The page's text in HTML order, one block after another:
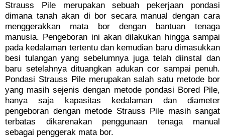
Strauss Pile merupakan sebuah pekerjaan pondasi
dimana tanah akan di bor secara manual dengan cara
menggerakkan mata bor dengan bantuan tenaga
manusia. Pengeboran ini akan dilakukan hingga sampai
pada kedalaman tertentu dan kemudian baru dimasukkan
besi tulangan yang sebelumnya juga telah diinstal dan
baru setelahnya dituangkan adukan cor sampai penuh.
Pondasi Strauss Pile merupakan salah satu metode bor
yang masih sejenis dengan metode pondasi Bored Pile,
hanya saja kapasitas kedalaman dan diameter
pengeboran dengan metode Strauss Pile masih sangat
terbatas dikarenakan penggunaan tenaga manual
sebagai penggerak mata bor.